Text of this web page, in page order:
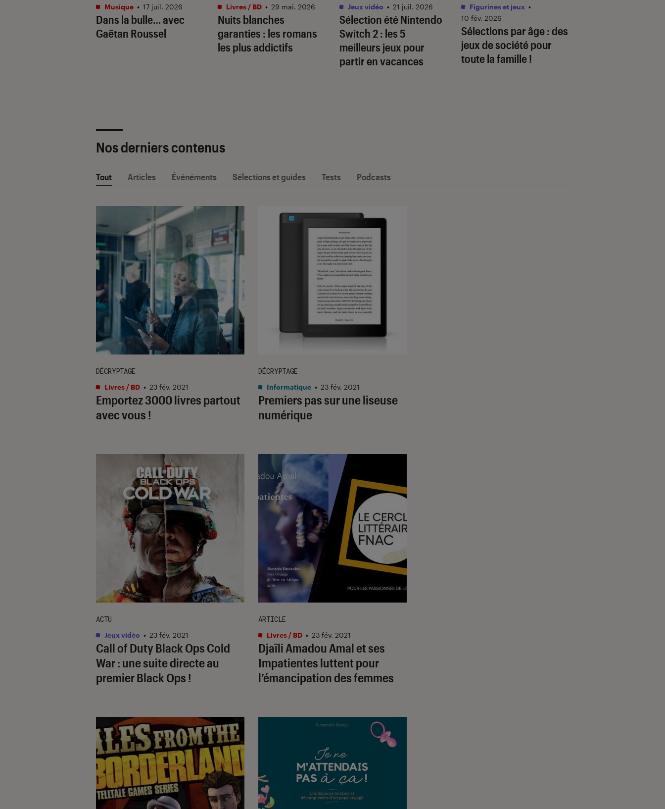
Dans la bulle… avec
Gaëtan Roussel
Musique • 17 juil. 2026
Nuits blanches
garanties : les romans
les plus addictifs
Livres / BD • 29 mai. 2026
Sélection été Nintendo
Switch 2 : les 5
meilleurs jeux pour
partir en vacances
Jeux vidéo • 21 juil. 2026
Sélections par âge : des
jeux de société pour
toute la famille !
Figurines et jeux •
10 fév. 2026
Nos derniers contenus
Tout Articles Événéments Sélections et guides Tests Podcasts
Emportez 3000 livres partout
avec vous !
DÉCRYPTAGE
Livres / BD • 23 fév. 2021
Premiers pas sur une liseuse
numérique
DÉCRYPTAGE
Informatique • 23 fév. 2021
Call of Duty Black Ops Cold
War : une suite directe au
premier Black Ops !
ACTU
Jeux vidéo • 23 fév. 2021
Djaïli Amadou Amal et ses
Impatientes luttent pour
l’émancipation des femmes
ARTICLE
Livres / BD • 23 fév. 2021